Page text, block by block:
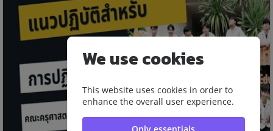
We use cookies
This website uses cookies in order to
enhance the overall user experience.